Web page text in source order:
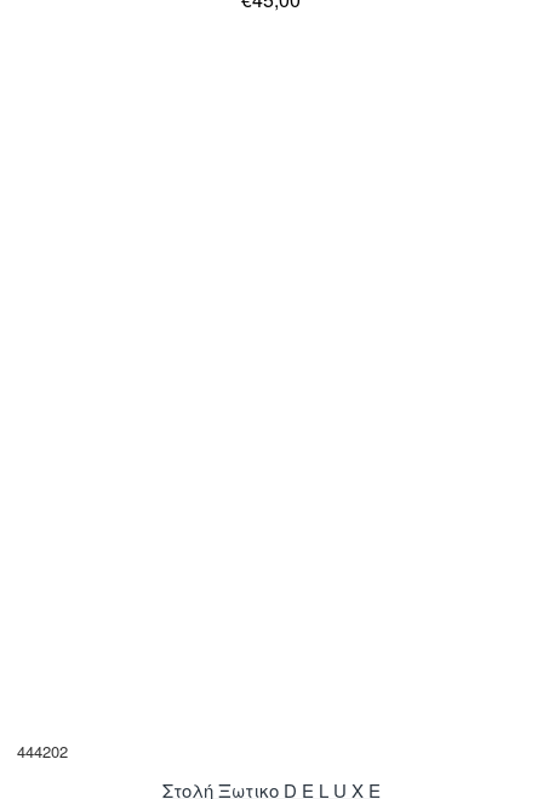
444202
Στολή Ξωτικο D E L U X E